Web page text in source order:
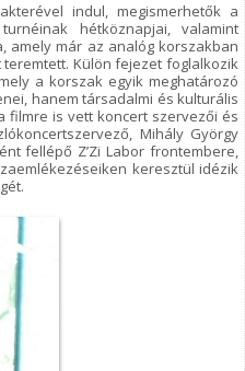
indul, megismerhetők a
hétköznapjai, valamint
amely már az analóg korszakban
Külön fejezet foglalkozik
a korszak egyik meghatározó
hanem társadalmi és kulturális
filmre is vett koncert szervezői és
Mihály György
fellépő Z’Zi Labor frontembere,
keresztül idézik